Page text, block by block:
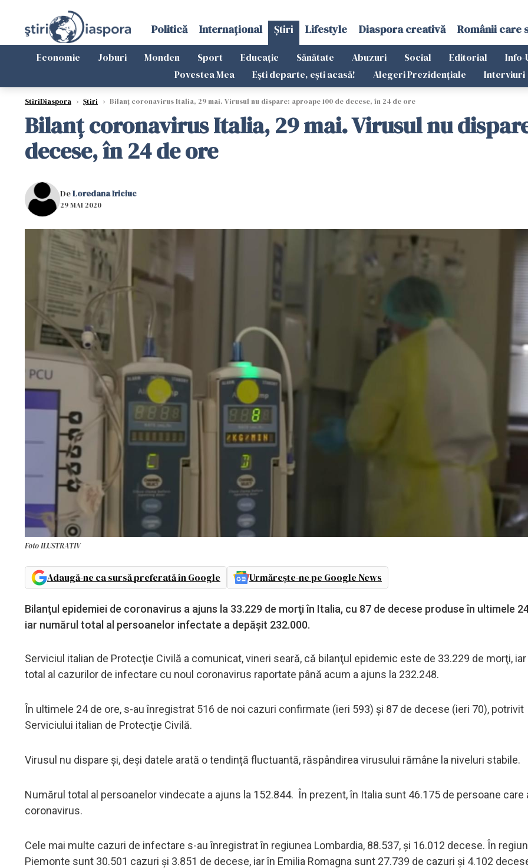
Politică Internațional Știri Lifestyle Diaspora creativă Românii care
Economie Joburi Monden Sport Educație Sănătate Abuzuri Social Editorial Info-
Povestea Mea
Ești departe, ești acasă! Alegeri Prezidențiale Interviuri
StiriDiaspora › Știri › Bilanț coronavirus Italia, 29 mai. Virusul nu dispare: aproape 100 de decese, în 24 de ore
Bilanț coronavirus Italia, 29 mai. Virusul nu
decese, în 24 de ore
DeLoredana Iriciuc
29 MAI 2020
Foto ILUSTRATIV
Adaugă-ne ca sursă preferată în Google Urmărește-ne pe Google News
Bilanţul epidemiei de coronavirus a ajuns la 33.229 de morţi în Italia, cu 87 de decese produse în ultimele
iar numărul total al persoanelor infectate a depășit 232.000.
Serviciul italian de Protecţie Civilă a comunicat, vineri seară, că bilanţul epidemic este de 33.229 de morţi,
total al cazurilor de infectare cu noul coronavirus raportate până acum a ajuns la 232.248.
În ultimele 24 de ore, s-au înregistrat 516 de noi cazuri confirmate (ieri 593) şi 87 de decese (ieri 70), potrivit
Serviciului italian de Protecţie Civilă.
Virusul nu dispare și, deși datele arată o tendință fluctuantă, răspândirea virusului rămâne la niveluri stabile.
Numărul total al persoanelor vindecate a ajuns la 152.844. În prezent, în Italia sunt 46.175 de persoane care
coronavirus.
Cele mai multe cazuri de infectare s-au înregistrat în regiunea Lombardia, 88.537, şi 16.012 decese. În
Piemonte sunt 30.501 cazuri şi 3.851 de decese, iar în Emilia Romagna sunt 27.739 de cazuri şi 4.102